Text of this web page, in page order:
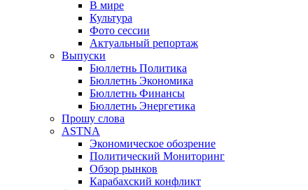
В мире
Культура
Фото сессии
Актуальный репортаж
Выпуски
Бюллетнь Политика
Бюллетнь Экономика
Бюллетнь Финансы
Бюллетнь Энергетика
Прошу слова
ASTNA
Экономическое обозрение
Политический Мониторинг
Обзор рынков
Карабахский конфликт